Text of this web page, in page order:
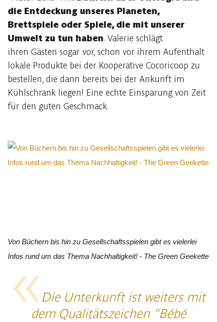
die Entdeckung unseres Planeten,
Brettspiele oder Spiele, die mit unserer
Umwelt zu tun haben. Valerie schlägt
ihren Gästen sogar vor, schon vor ihrem Aufenthalt
lokale Produkte bei der Kooperative Cocoricoop zu
bestellen, die dann bereits bei der Ankunft im
Kühlschrank liegen! Eine echte Einsparung von Zeit
für den guten Geschmack.
Von Büchern bis hin zu Gesellschaftsspielen gibt es vielerlei
Infos rund um das Thema Nachhaltigkeit! - The Green Geekette
Die Unterkunft ist weiters mit
dem Qualitätszeichen “Bébé